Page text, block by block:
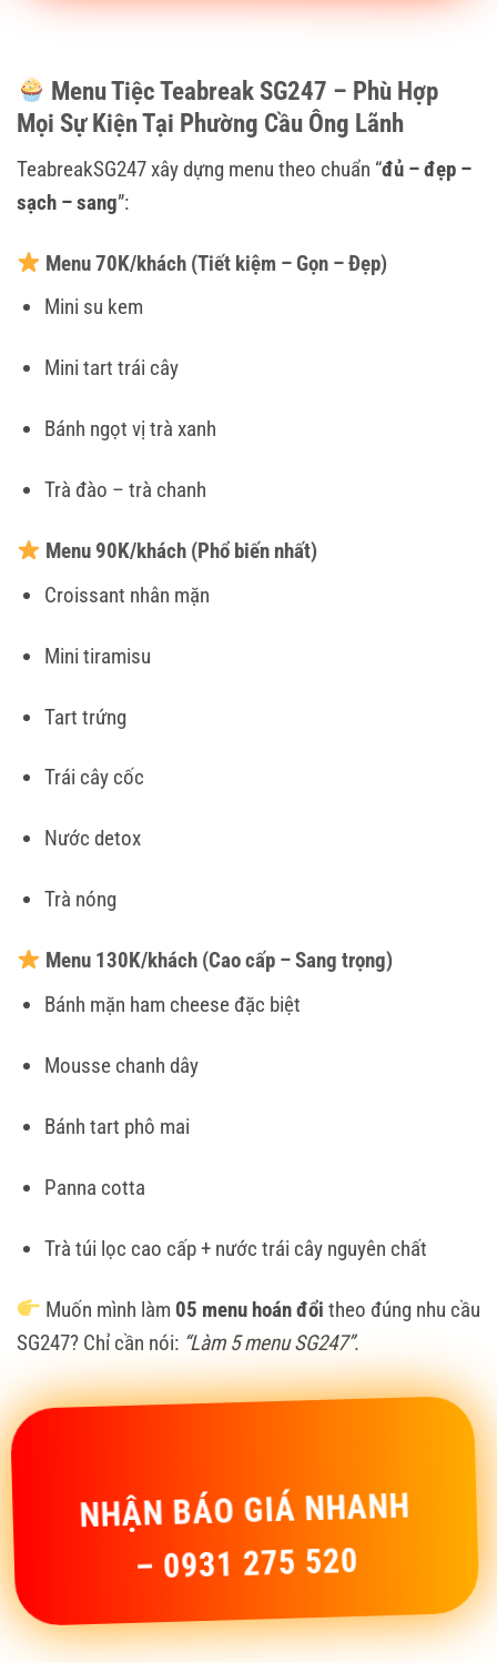
Menu Tiệc Teabreak SG247 – Phù Hợp
Mọi Sự Kiện Tại Phường Cầu Ông Lãnh
TeabreakSG247 xây dựng menu theo chuẩn “đủ – đẹp –
sạch – sang”:
Menu 70K/khách (Tiết kiệm – Gọn – Đẹp)
Mini su kem
Mini tart trái cây
Bánh ngọt vị trà xanh
Trà đào – trà chanh
Menu 90K/khách (Phổ biến nhất)
Croissant nhân mặn
Mini tiramisu
Tart trứng
Trái cây cốc
Nước detox
Trà nóng
Menu 130K/khách (Cao cấp – Sang trọng)
Bánh mặn ham cheese đặc biệt
Mousse chanh dây
Bánh tart phô mai
Panna cotta
Trà túi lọc cao cấp + nước trái cây nguyên chất
Muốn mình làm 05 menu hoán đổi theo đúng nhu cầu
SG247? Chỉ cần nói: “Làm 5 menu SG247”.
NHẬN BÁO GIÁ NHANH
– 0931 275 520